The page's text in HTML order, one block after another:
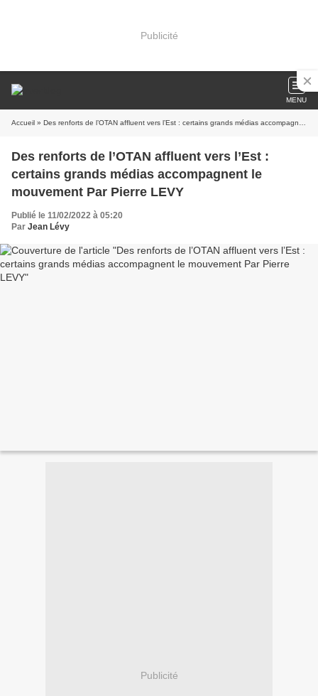
Publicité
MENU
Accueil » Des renforts de l’OTAN affluent vers l’Est : certains grands médias accompagnent le mouvement Par Pierre LEVY
Des renforts de l’OTAN affluent vers l’Est :
certains grands médias accompagnent le
mouvement Par Pierre LEVY
Publié le 11/02/2022 à 05:20
Par Jean Lévy
Publicité